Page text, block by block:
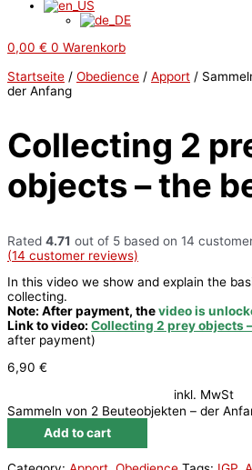
0,00 € 0 Warenkorb
Startseite / Obedience / Apport /
der Anfang
Collecting 2
objects – the
Rated 4.71 out of 5 based on 14
(14 customer reviews)
In this video we show and explain the
collecting.
Note: After payment, thevideo is
Link to video: Collecting 2 prey objects
after payment)
6,90 €
inkl. MwSt
Sammeln von 2 Beuteobjekten – der
Add to cart